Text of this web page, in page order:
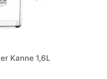
Kanne 1,6L